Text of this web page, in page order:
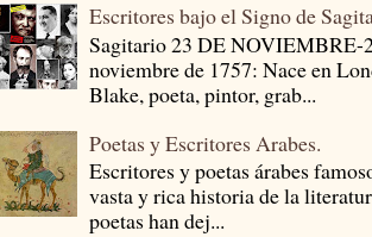
Escritores bajo el Signo de
Sagitario 23 DE
noviembre de 1757: Nace en
Blake, poeta, pintor, grab...
Poetas y Escritores Arabes.
Escritores y poetas árabes
vasta y rica historia de la
poetas han dej...